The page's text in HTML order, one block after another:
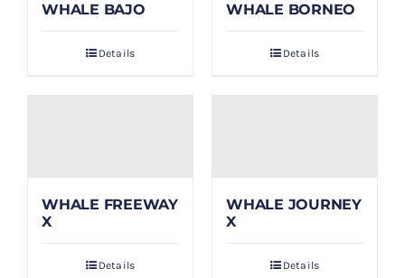
PAYMENT
WHALE BAJO
Details
WHALE BORNEO
Details
WHALE FREEWAY
X
Details
WHALE JOURNEY
X
Details